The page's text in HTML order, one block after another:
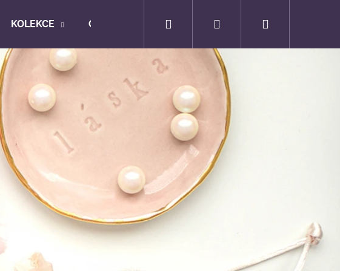
KOLEKCE O NÁS KONTAKTY Přihlášení